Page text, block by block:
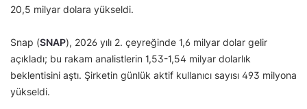
20,5 milyar dolara yükseldi.
Snap (SNAP), 2026 yılı 2. çeyreğinde 1,6 milyar dolar gelir
açıkladı; bu rakam analistlerin 1,53-1,54 milyar dolarlık
beklentisini aştı. Şirketin günlük aktif kullanıcı sayısı 493 milyona
yükseldi.